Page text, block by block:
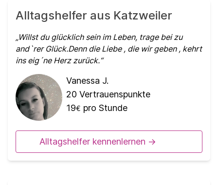
Alltagshelfer aus Katzweiler
Willst du glücklich sein im Leben, trage bei zu
and`rer Glück.Denn die Liebe , die wir geben , kehrt
ins eig´ne Herz zurück.
Vanessa J.
20 Vertrauenspunkte
19€ pro Stunde
Alltagshelfer kennenlernen ->